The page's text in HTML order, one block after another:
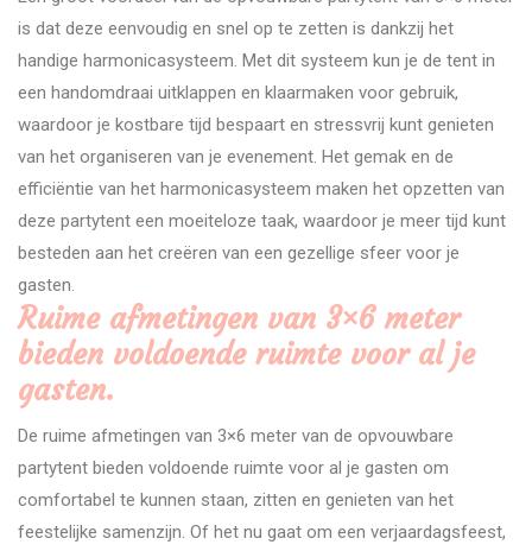
is dat deze eenvoudig en snel op te zetten is dankzij het
handige harmonicasysteem. Met dit systeem kun je de tent in
een handomdraai uitklappen en klaarmaken voor gebruik,
waardoor je kostbare tijd bespaart en stressvrij kunt genieten
van het organiseren van je evenement. Het gemak en de
efficiëntie van het harmonicasysteem maken het opzetten van
deze partytent een moeiteloze taak, waardoor je meer tijd kunt
besteden aan het creëren van een gezellige sfeer voor je
gasten.
Ruime afmetingen van 3×6 meter
bieden voldoende ruimte voor al je
gasten.
De ruime afmetingen van 3×6 meter van de opvouwbare
partytent bieden voldoende ruimte voor al je gasten om
comfortabel te kunnen staan, zitten en genieten van het
feestelijke samenzijn. Of het nu gaat om een verjaardagsfeest,